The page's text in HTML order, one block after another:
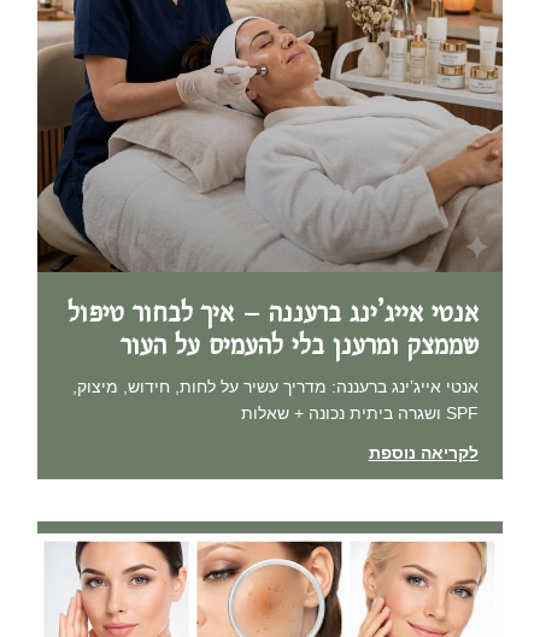
אנטי אייג’ינג ברעננה – איך לבחור טיפול
שממצק ומרענן בלי להעמיס על העור
אנטי אייג’ינג ברעננה: מדריך עשיר על לחות, חידוש, מיצוק,
SPF ושגרה ביתית נכונה + שאלות
לקריאה נוספת